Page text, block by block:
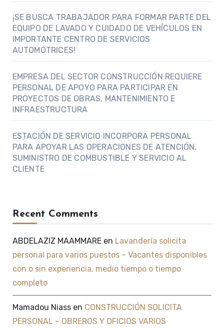
¡SE BUSCA TRABAJADOR PARA FORMAR PARTE DEL
EQUIPO DE LAVADO Y CUIDADO DE VEHÍCULOS EN
IMPORTANTE CENTRO DE SERVICIOS
AUTOMOTRICES!
EMPRESA DEL SECTOR CONSTRUCCIÓN REQUIERE
PERSONAL DE APOYO PARA PARTICIPAR EN
PROYECTOS DE OBRAS, MANTENIMIENTO E
INFRAESTRUCTURA
ESTACIÓN DE SERVICIO INCORPORA PERSONAL
PARA APOYAR LAS OPERACIONES DE ATENCIÓN,
SUMINISTRO DE COMBUSTIBLE Y SERVICIO AL
CLIENTE
Recent Comments
ABDELAZIZ MAAMMAREen Lavandería solicita
personal para varios puestos – Vacantes disponibles
con o sin experiencia, medio tiempo o tiempo
completo
Mamadou Niassen CONSTRUCCIÓN SOLICITA
PERSONAL – OBREROS Y OFICIOS VARIOS